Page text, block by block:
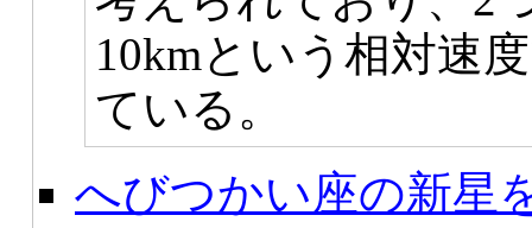
10kmという相対速
ている。
へびつかい座の新星